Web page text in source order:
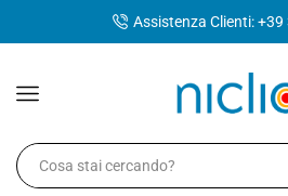
Assistenza Clienti: